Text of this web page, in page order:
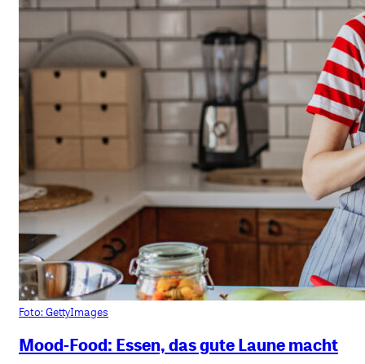
Foto: GettyImages
Mood-Food: Essen, das gute Laune macht